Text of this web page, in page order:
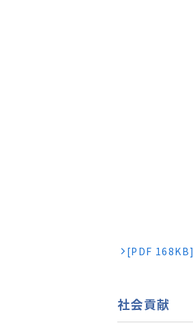
[PDF 168KB]
社会貢献